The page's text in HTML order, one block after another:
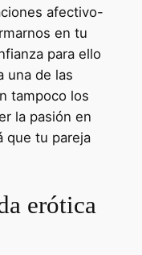
afectivo-
en tu
para ello
una de las
tampoco los
la pasión en
que tu pareja
erótica